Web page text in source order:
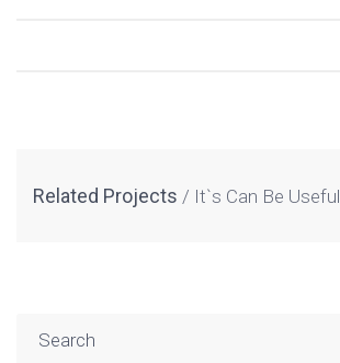
Related Projects It`s Can Be Useful
Search